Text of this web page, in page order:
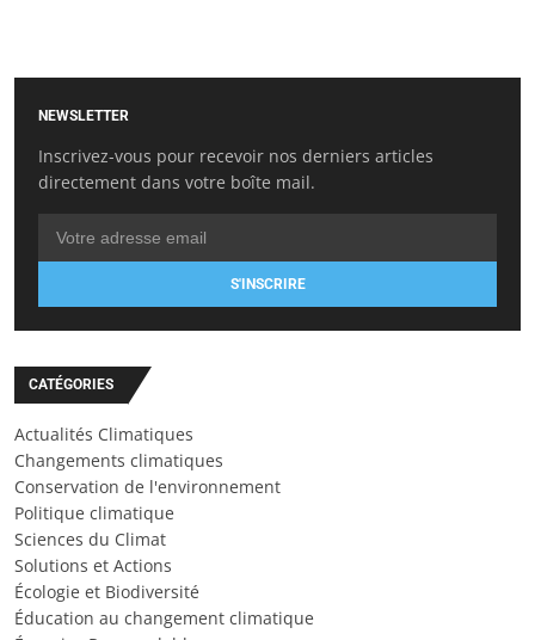
NEWSLETTER
Inscrivez-vous pour recevoir nos derniers articles
directement dans votre boîte mail.
S'INSCRIRE
CATÉGORIES
Actualités Climatiques
Changements climatiques
Conservation de l'environnement
Politique climatique
Sciences du Climat
Solutions et Actions
Écologie et Biodiversité
Éducation au changement climatique